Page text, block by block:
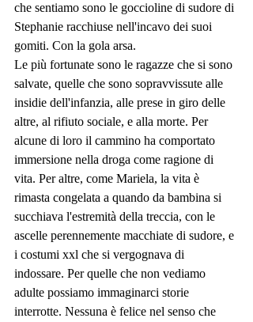
che sentiamo sono le goccioline di sudore di
Stephanie racchiuse nell'incavo dei suoi
gomiti. Con la gola arsa.
Le più fortunate sono le ragazze che si sono
salvate, quelle che sono sopravvissute alle
insidie dell'infanzia, alle prese in giro delle
altre, al rifiuto sociale, e alla morte. Per
alcune di loro il cammino ha comportato
immersione nella droga come ragione di
vita. Per altre, come Mariela, la vita è
rimasta congelata a quando da bambina si
succhiava l'estremità della treccia, con le
ascelle perennemente macchiate di sudore, e
i costumi xxl che si vergognava di
indossare. Per quelle che non vediamo
adulte possiamo immaginarci storie
interrotte. Nessuna è felice nel senso che